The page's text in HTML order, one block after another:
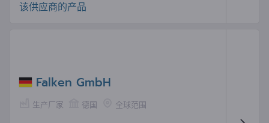
该供应商的产品
Falken GmbH
生产厂家 德国 全球范围